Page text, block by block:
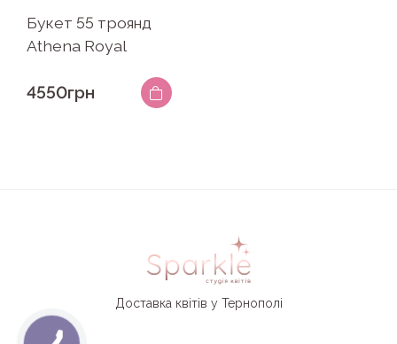
Букет 55 троянд
Athena Royal
4550грн
Доставка квітів у Тернополі